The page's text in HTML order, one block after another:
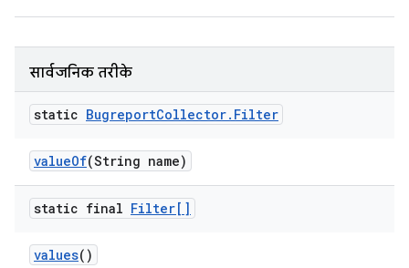
सार्वजनिक तरीके
static BugreportCollector. Filter
valueOf(String name)
static final Filter[]
values()